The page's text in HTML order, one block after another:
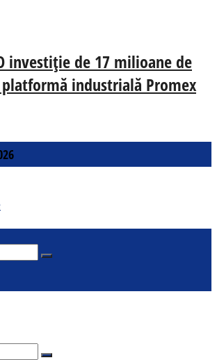
investiție de 17 milioane de
industrială Promex